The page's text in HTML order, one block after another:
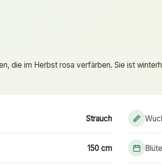
die im Herbst rosa verfärben. Sie ist
Strauch
150 cm